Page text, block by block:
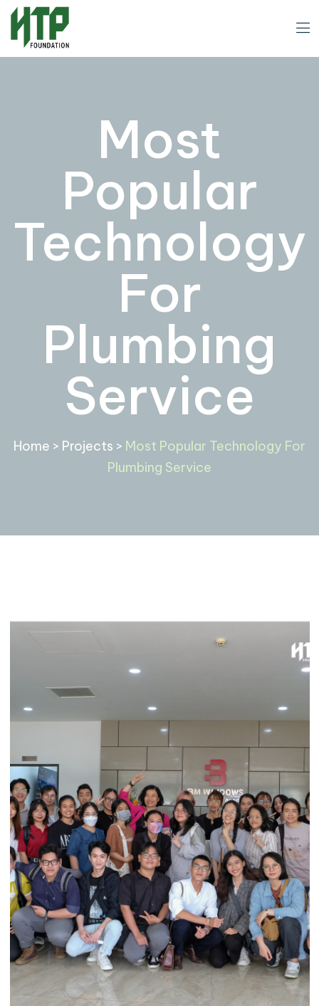
Most
Popular
Technology
For
Plumbing
Service
Home > Projects > Most Popular Technology For
Plumbing Service